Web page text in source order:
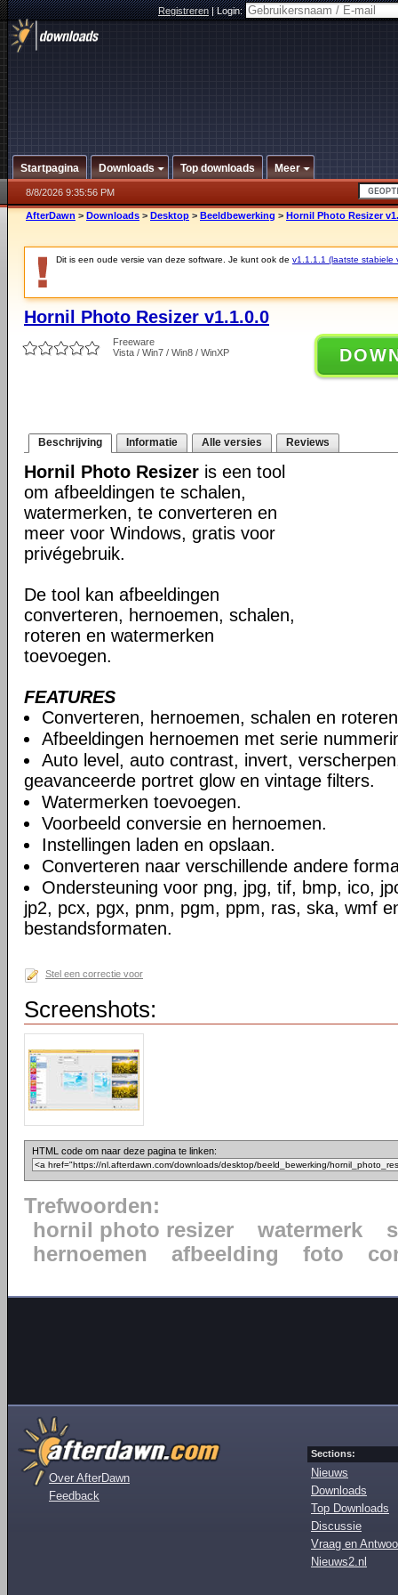
Registreren|Login:
Startpagina Downloads Top downloads Meer
8/8/2026 9:35:56 PM
AfterDawn > Downloads > Desktop > Beeldbewerking > Hornil Photo Resizer
Dit is een oude versie van deze software. Je kunt ook de v1.1.1.1 (laatste stabiele
Hornil Photo Resizer v1.1.0.0
Freeware
Vista / Win7 / Win8 / WinXP
Beschrijving Informatie Alle versies Reviews
Hornil Photo Resizer is een tool
om afbeeldingen te schalen,
watermerken, te converteren en
meer voor Windows, gratis voor
privégebruik.
De tool kan afbeeldingen
converteren, hernoemen, schalen,
roteren en watermerken
toevoegen.
FEATURES
Converteren, hernoemen, schalen en
Afbeeldingen hernoemen met serie
Auto level, auto contrast, invert,
geavanceerde portret glow en vintage filters.
Watermerken toevoegen.
Voorbeeld conversie en hernoemen.
Instellingen laden en opslaan.
Converteren naar verschillende andere
Ondersteuning voor png, jpg, tif, bmp, ico,
jp2, pcx, pgx, pnm, pgm, ppm, ras, ska, wmf
bestandsformaten.
Stel een correctie voor
Screenshots:
HTML code om naar deze pagina te linken:
Trefwoorden:
hornil photo resizer
watermerk
hernoemen
afbeelding foto
Over AfterDawn
Feedback
Sections:
Nieuws
Downloads
Top Downloads
Discussie
Vraag en
Nieuws2.nl